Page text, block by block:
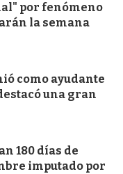
por fenómeno
la semana
como ayudante
una gran
180 días de
imputado por